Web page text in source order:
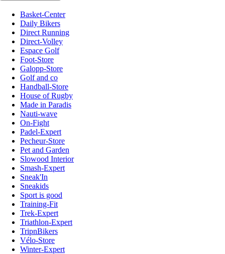
Basket-Center
Daily Bikers
Direct Running
Direct-Volley
Espace Golf
Foot-Store
Galopp-Store
Golf and co
Handball-Store
House of Rugby
Made in Paradis
Nauti-wave
On-Fight
Padel-Expert
Pecheur-Store
Pet and Garden
Slowood Interior
Smash-Expert
Sneak'In
Sneakids
Sport is good
Training-Fit
Trek-Expert
Triathlon-Expert
TripnBikers
Vélo-Store
Winter-Expert